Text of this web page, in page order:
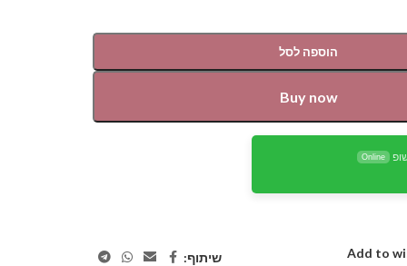
הוספה לסל
Buy now
Online
Add to
שיתוף: